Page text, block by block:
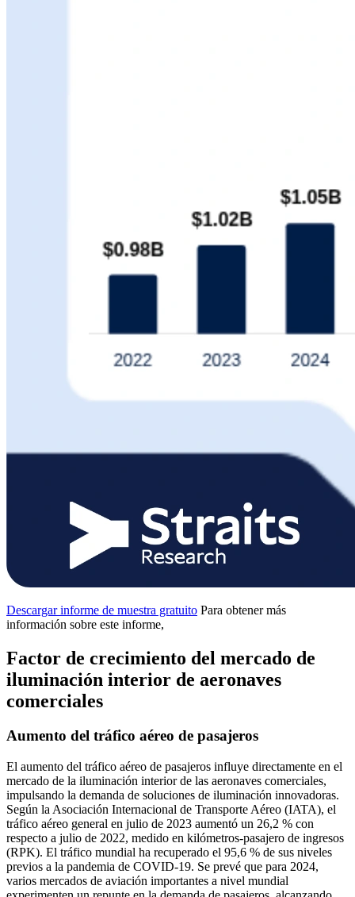
Descargar informe de muestra gratuito Para obtener más
información sobre este informe,
Factor de crecimiento del mercado de
iluminación interior de aeronaves
comerciales
Aumento del tráfico aéreo de pasajeros
El aumento del tráfico aéreo de pasajeros influye directamente en el
mercado de la iluminación interior de las aeronaves comerciales,
impulsando la demanda de soluciones de iluminación innovadoras.
Según la Asociación Internacional de Transporte Aéreo (IATA), el
tráfico aéreo general en julio de 2023 aumentó un 26,2 % con
respecto a julio de 2022, medido en kilómetros-pasajero de ingresos
(RPK). El tráfico mundial ha recuperado el 95,6 % de sus niveles
previos a la pandemia de COVID-19. Se prevé que para 2024,
varios mercados de aviación importantes a nivel mundial